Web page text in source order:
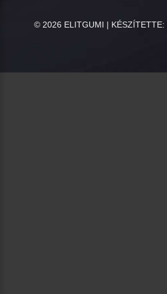
© 2026 ELITGUMI | KÉSZÍTETTE: